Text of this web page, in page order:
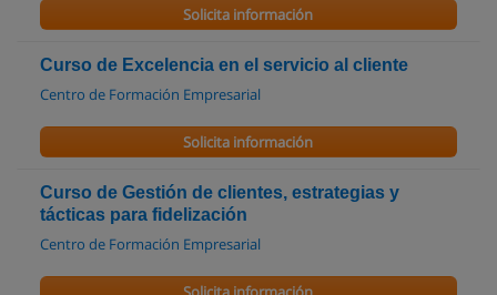
Solicita información
Curso de Excelencia en el servicio al cliente
Centro de Formación Empresarial
Solicita información
Curso de Gestión de clientes, estrategias y
tácticas para fidelización
Centro de Formación Empresarial